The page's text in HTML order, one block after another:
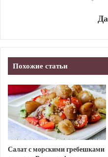
Похожие статьи
Салат с морскими гребешками